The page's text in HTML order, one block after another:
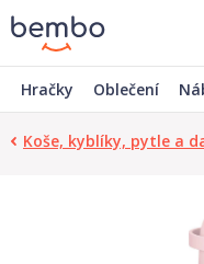
Hračky Oblečení
Koše, kyblíky, pytle a